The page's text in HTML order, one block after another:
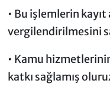
• Bu işlemlerin kayıt
vergilendirilmesini
• Kamu
katkı sağlamış